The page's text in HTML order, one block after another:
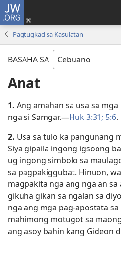
JW.ORG
Pagtugkad sa Kasulatan
BASAHA SA
Anat
1. Ang amahan sa usa sa
nga si Samgar.​—Huk 3:31; 5:6.
2. Usa sa tulo ka pangunang
Siya gipaila ingong igsoong
ug ingong simbolo sa
sa pagpakiggubat. Hinuon,
magpakita nga ang ngalan sa
gikuha gikan sa ngalan sa
nga ang mga pag-apostata
mahimong motugot sa
ang asoy bahin kang Gideon